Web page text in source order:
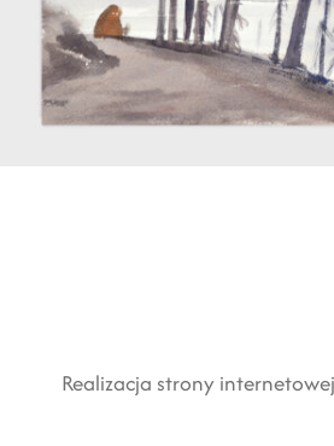
Realizacja strony